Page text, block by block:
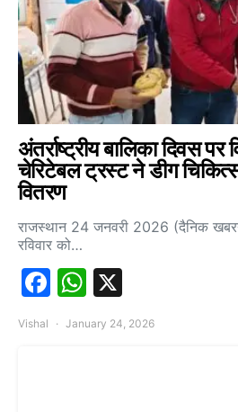
अंतर्राष्ट्रीय बालिका दिवस
चेरिटेबल ट्रस्ट ने डीग
वितरण
राजस्थान 24 जनवरी 2026 (दैनिक
रविवार को…
Facebook
WhatsApp
Vishal January 24, 2026